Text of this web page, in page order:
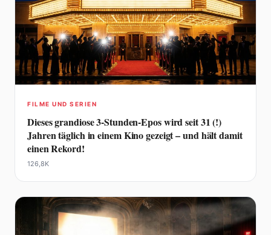
FILME UND SERIEN
Dieses grandiose 3-Stunden-Epos wird seit 31 (!)
Jahren täglich in einem Kino gezeigt – und hält damit
einen Rekord!
126,8K